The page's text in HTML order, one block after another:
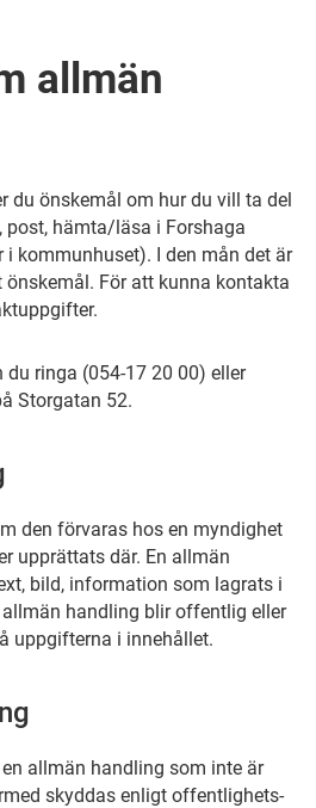
allmän
du önskemål om hur du vill ta del
post, hämta/läsa i Forshaga
kommunhuset). I den mån det är
För att kunna kontakta
ringa (054-17 20 00) eller
Storgatan 52.
den förvaras hos en myndighet
upprättats där. En allmän
bild, information som lagrats i
handling blir offentlig eller
uppgifterna i innehållet.
allmän handling som inte är
skyddas enligt offentlighets-